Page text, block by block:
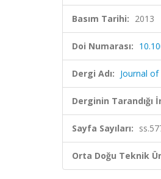
Basım Tarihi: 2013
Doi Numarası:
Dergi Adı: Journal
Derginin Tarandığı
Sayfa Sayıları:
Orta Doğu Teknik